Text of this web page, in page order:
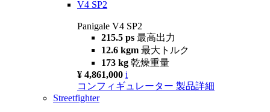
V4 SP2
Panigale V4 SP2
215.5 ps 最高出力
12.6 kgm 最大トルク
173 kg 乾燥重量
¥ 4,861,000 i
コンフィギュレーター 製品詳細
Streetfighter